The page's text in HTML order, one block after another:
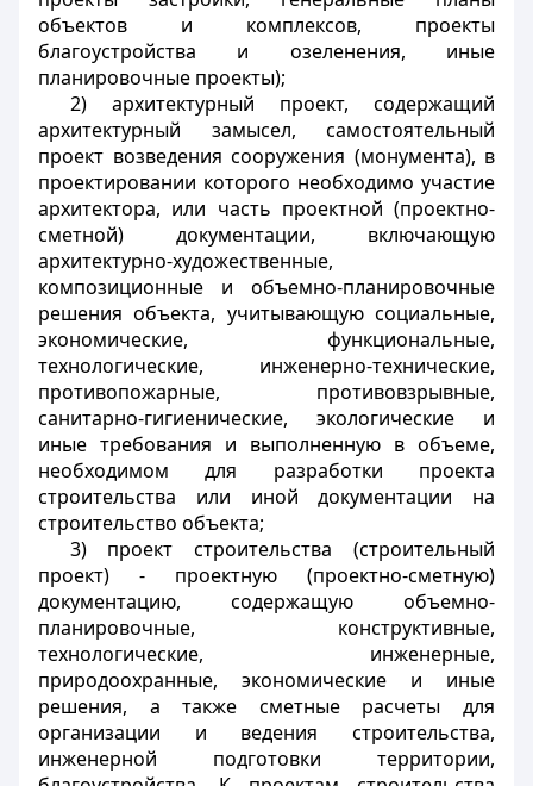
объектов и комплексов, проекты
благоустройства и озеленения, иные
планировочные проекты);
2) архитектурный проект, содержащий
архитектурный замысел, самостоятельный
проект возведения сооружения (монумента), в
проектировании которого необходимо участие
архитектора, или часть проектной (проектно-
сметной) документации, включающую
архитектурно-художественные,
композиционные и объемно-планировочные
решения объекта, учитывающую социальные,
экономические, функциональные,
технологические, инженерно-технические,
противопожарные, противовзрывные,
санитарно-гигиенические, экологические и
иные требования и выполненную в объеме,
необходимом для разработки проекта
строительства или иной документации на
строительство объекта;
3) проект строительства (строительный
проект) - проектную (проектно-сметную)
документацию, содержащую объемно-
планировочные, конструктивные,
технологические, инженерные,
природоохранные, экономические и иные
решения, а также сметные расчеты для
организации и ведения строительства,
инженерной подготовки территории,